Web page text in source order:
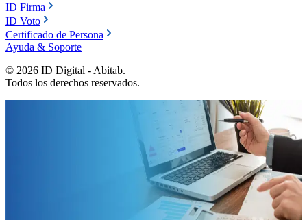
ID Firma
ID Voto
Certificado de Persona
Ayuda & Soporte
© 2026 ID Digital - Abitab.
Todos los derechos reservados.
Gestioná tu certificado y firmá tus facturas con la confianza y